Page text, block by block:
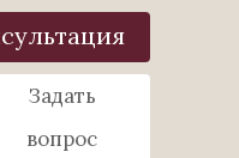
Задать
вопрос